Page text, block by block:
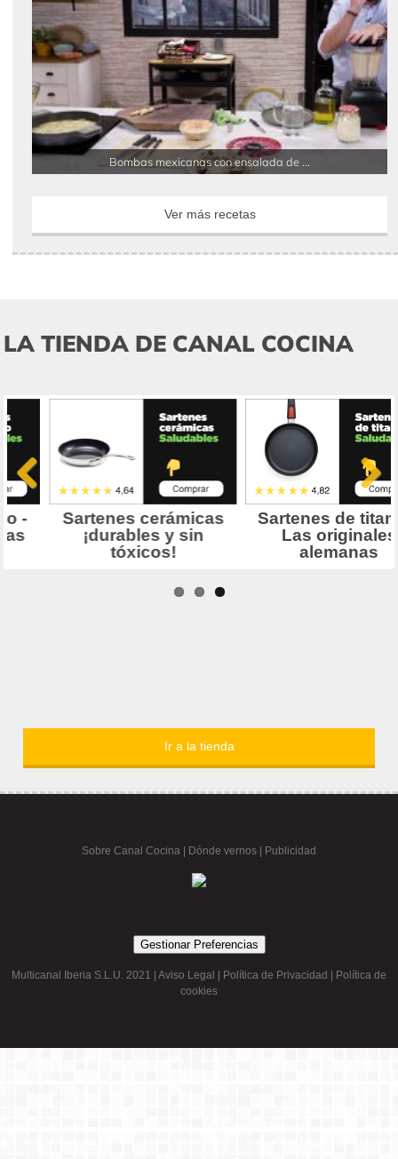
Bombas mexicanas con ensalada de ...
Ver más recetas
LA TIENDA DE CANAL COCINA
Ir a la tienda
Sobre Canal Cocina Dónde vernos | Publicidad
Gestionar Preferencias
Multicanal Iberia S.L.U. 2021 | Aviso Legal Política de Privacidad
Política de
cookies